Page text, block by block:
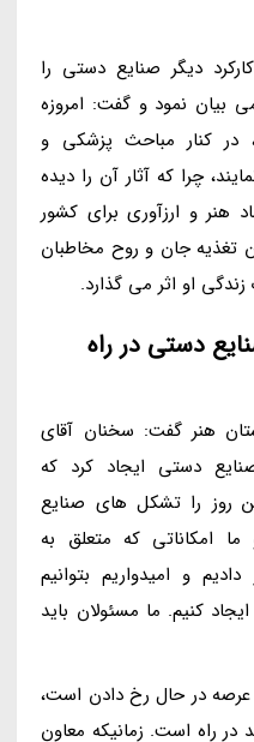
دیگر صنایع دستی را
بیان نمود و گفت: امروزه
در کنار مباحث پزشکی و
چرا که آثار آن را دیده
هنر و ارزآوری برای کشور
تغذیه جان و روح مخاطبان
او اثر می گذارد.
دستی در راه
هنر گفت: سخنان آقای
دستی ایجاد کرد که
روز را تشکل های صنایع
امکاناتی که متعلق به
و امیدواریم بتوانیم
کنیم. ما مسئولان باید
عرصه در حال رخ دادن است،
در راه است. زمانیکه معاون